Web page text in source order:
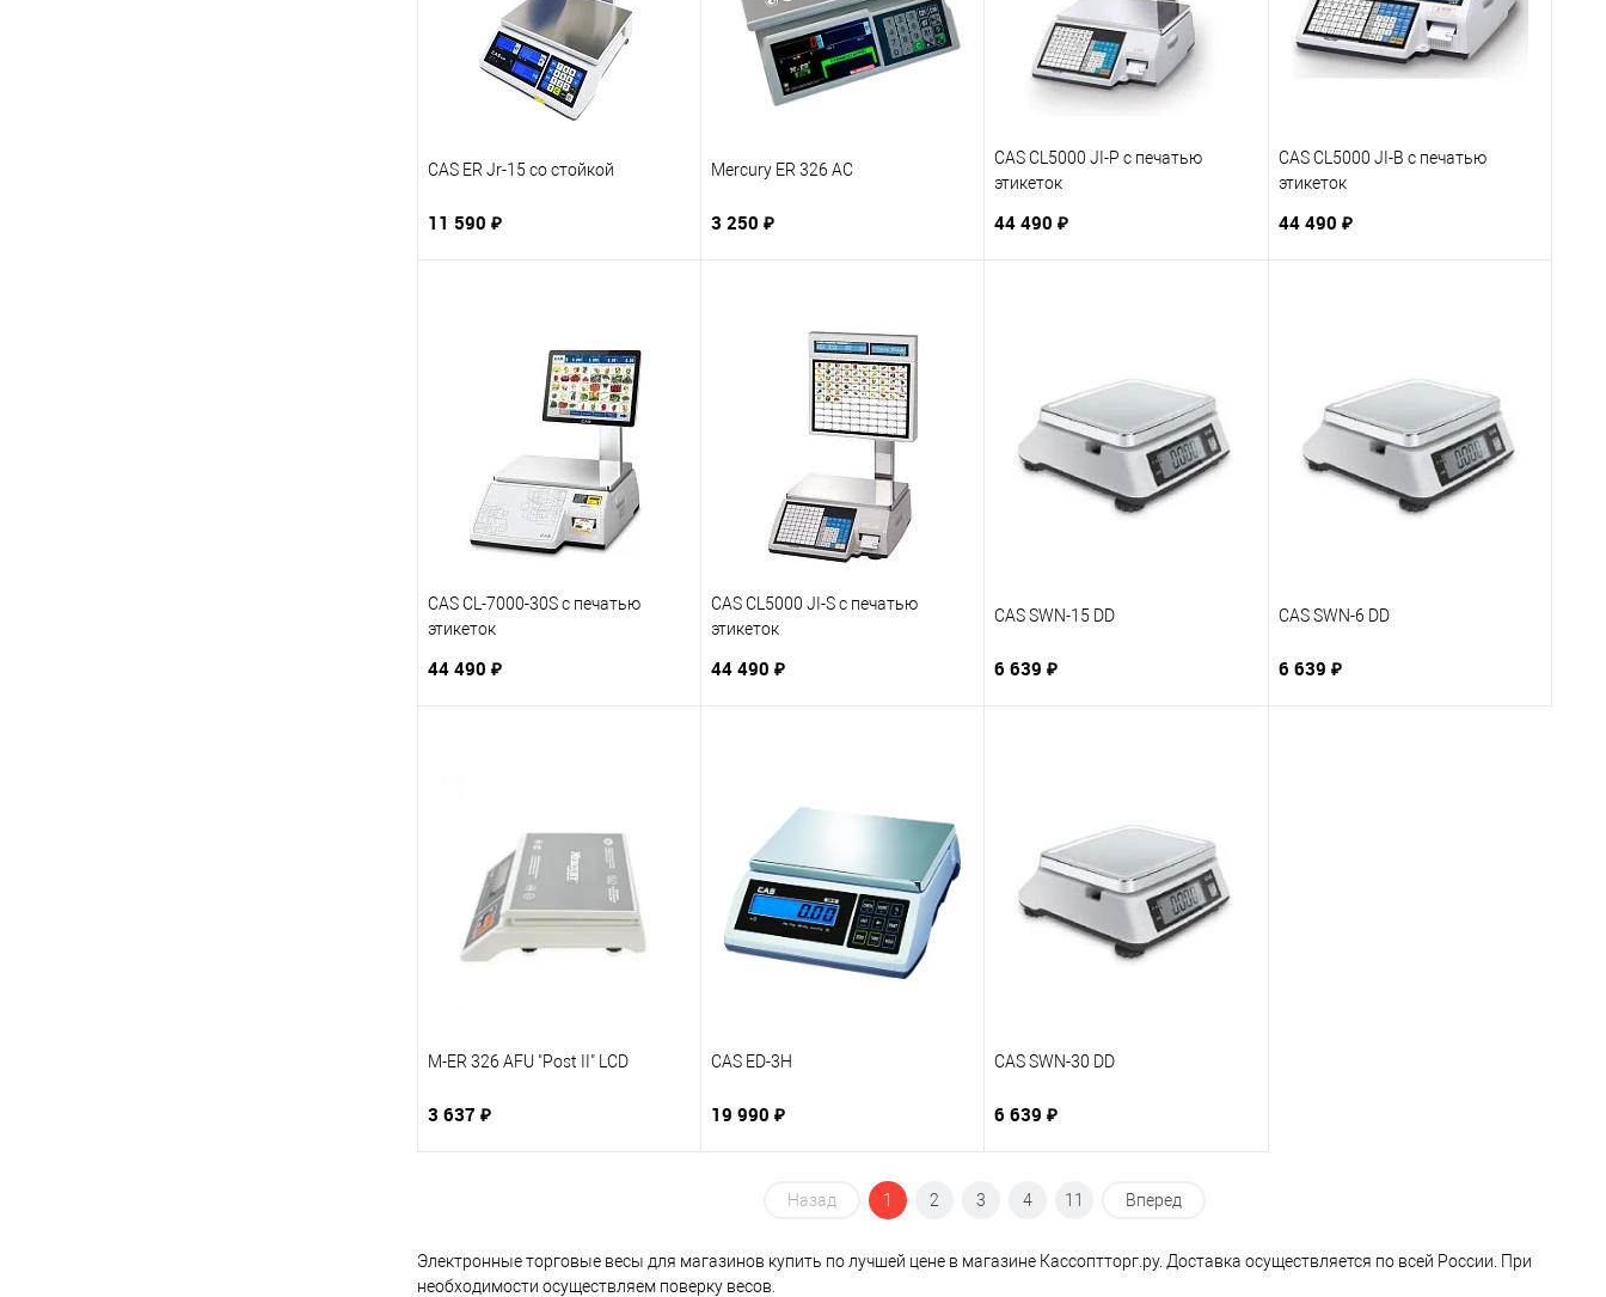
CAS ER Jr-15 со стойкой
11 590 ₽
Mercury ER 326 AC
3 250 ₽
CAS CL5000 JI-P с печатью
этикеток
44 490 ₽
CAS CL5000 JI-B с печатью
этикеток
44 490 ₽
CAS CL-7000-30S с печатью
этикеток
44 490 ₽
CAS CL5000 JI-S с печатью
этикеток
44 490 ₽
CAS SWN-15 DD
6 639 ₽
CAS SWN-6 DD
6 639 ₽
M-ER 326 AFU "Post II" LCD
3 637 ₽
CAS ED-3H
19 990 ₽
CAS SWN-30 DD
6 639 ₽
Назад 1 2 3 4 11 Вперед
Электронные торговые весы для магазинов купить по лучшей цене в магазине Кассоптторг.ру. Доставка осуществляется по всей России. При
необходимости осуществляем поверку весов.